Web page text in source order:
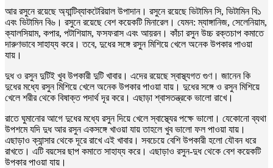
আর রসুনে রয়েছে অ্যান্টিব্যাকটেরিয়াল উপাদান। রসুনে রয়েছে ভিটামিন সি, ভিটামিন বি১
এবং ভিটামিন বি৬। রসুনে রয়েছে বেশ কয়েকটি মিনারেল। যেমন: ম্যাঙ্গানিজ, সেলেনিয়াম,
ক্যালসিয়াম, কপার, পটাশিয়াম, ফসফরাস এবং আয়রন। কাঁচা রসুন উচ্চ রক্তচাপ কমাতে
দারুণভাবে সাহায্য করে। তবে, দুধের সঙ্গে রসুন মিশিয়ে খেলে অনেক উপকার পাওয়া
যায়।
দুধ ও রসুন দুটিই খুব উপকারী দুটি খাবার। এদের রয়েছে স্বাস্থ্যগত গুণ। জানেন কি
দুধের মধ্যে রসুন মিশিয়ে খেলে অনেক উপকার পাওয়া যায়। দুধের সঙ্গে ও রসুন মিশিয়ে
খেলে শরীর থেকে বিষাক্ত পদার্থ দূর করে। এছাড়া শ্বাসতন্ত্রকে ভালো রাখে।
রাতে ঘুমানোর আগে দুধের মধ্যে রসুন দিয়ে খেলে স্বাস্থ্যের পক্ষে ভালো। যেকোনো ব্যথা
উপশমে যদি দুধ আর রসুন একসঙ্গে খাওয়া যায় তাহলে খুব ভালো ফল পাওয়া যায়।
এছাড়াও ক্যান্সার থেকে দূরে রাখে এই খাবার। সবচেয়ে বেশি উপকারী হলো যৌবন ধরে
রাখতে। এটি বয়সের ছাপ কমাতে সাহায্য করে। এছাড়াও রসুন-দুধ থেকে বেশ কয়েকটি
উপকার পাওয়া যায়।